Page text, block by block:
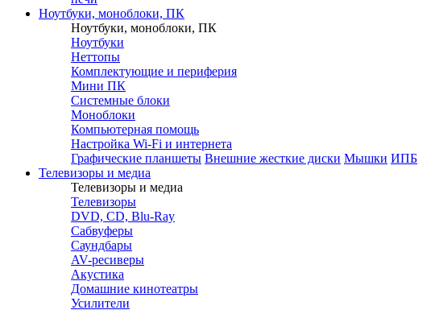
Ноутбуки, моноблоки, ПК
Ноутбуки, моноблоки, ПК
Ноутбуки
Неттопы
Комплектующие и периферия
Мини ПК
Системные блоки
Моноблоки
Компьютерная помощь
Настройка Wi-Fi и интернета
Графические планшеты Внешние жесткие диски Мышки ИПБ
Телевизоры и медиа
Телевизоры и медиа
Телевизоры
DVD, CD, Blu-Ray
Сабвуферы
Саундбары
AV-ресиверы
Акустика
Домашние кинотеатры
Усилители